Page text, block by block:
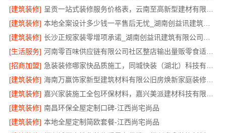
[建筑装修]
[建筑装修]
本地全案设计多少钱一平售后无忧_湖南创益讯建筑有限公司值得信赖
[建筑装修]
[生活服务]
河南零百味供应链有限公司社区整店输出量贩零食适配全场景
[招商加盟]
[建筑装修]
海南万赢饰家新型建筑材料有限公旧房焕新家庭装修吊顶造型
[建筑装修]
[建筑装修] 南昌环保全屋定制口碑-江西尚宅尚品
[建筑装修] 本地全屋定制简欧套餐-江西尚宅尚品